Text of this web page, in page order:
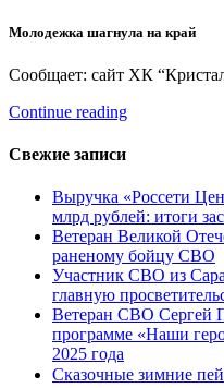
Молодежка шагнула на край
Сообщает: сайт ХК
Continue reading
Свежие записи
Выручка «Россети
млрд рублей: итоги
Ветеран Великой
раненому бойцу СВО
Участник СВО из
главную
Ветеран СВО Сергей
программе «Наши
2025 года
Сказочные зимние